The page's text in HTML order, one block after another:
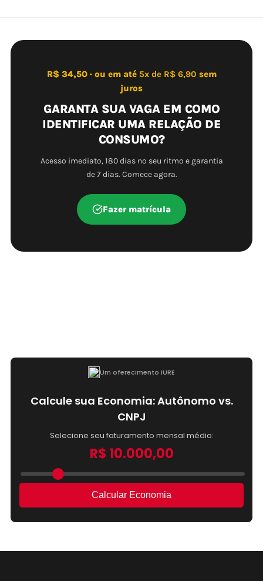
R$ 34,50 · ou em até 5x de R$ 6,90 sem
juros
GARANTA SUA VAGA EM COMO
IDENTIFICAR UMA RELAÇÃO DE
CONSUMO?
Acesso imediato, 180 dias no seu ritmo e garantia
de 7 dias. Comece agora.
Fazer matrícula